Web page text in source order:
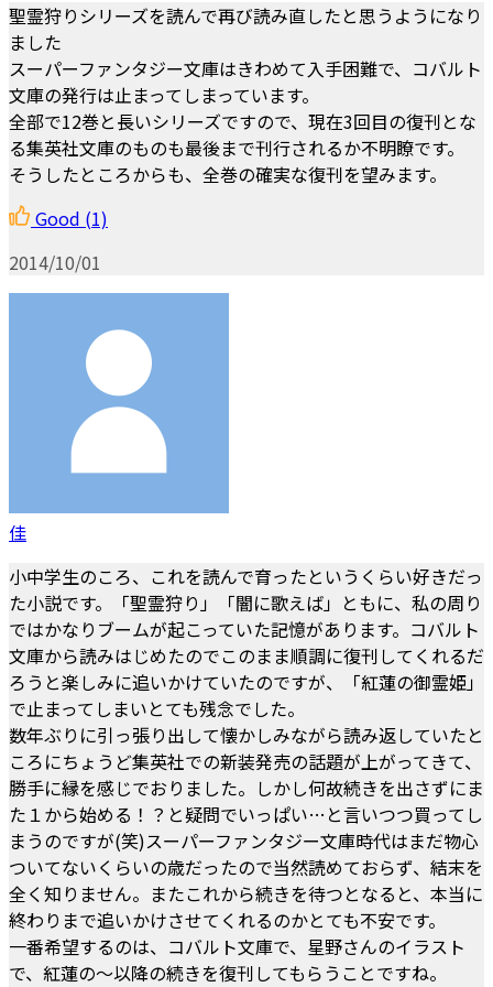
聖霊狩りシリーズを読んで再び読み直したと思うようになり
ました
スーパーファンタジー文庫はきわめて入手困難で、コバルト
文庫の発行は止まってしまっています。
全部で12巻と長いシリーズですので、現在3回目の復刊とな
る集英社文庫のものも最後まで刊行されるか不明瞭です。
そうしたところからも、全巻の確実な復刊を望みます。
Good (1)
2014/10/01
佳
小中学生のころ、これを読んで育ったというくらい好きだっ
た小説です。「聖霊狩り」「闇に歌えば」ともに、私の周り
ではかなりブームが起こっていた記憶があります。コバルト
文庫から読みはじめたのでこのまま順調に復刊してくれるだ
ろうと楽しみに追いかけていたのですが、「紅蓮の御霊姫」
で止まってしまいとても残念でした。
数年ぶりに引っ張り出して懐かしみながら読み返していたと
ころにちょうど集英社での新装発売の話題が上がってきて、
勝手に縁を感じでおりました。しかし何故続きを出さずにま
た１から始める！？と疑問でいっぱい…と言いつつ買ってし
まうのですが(笑)スーパーファンタジー文庫時代はまだ物心
ついてないくらいの歳だったので当然読めておらず、結末を
全く知りません。またこれから続きを待つとなると、本当に
終わりまで追いかけさせてくれるのかとても不安です。
一番希望するのは、コバルト文庫で、星野さんのイラスト
で、紅蓮の〜以降の続きを復刊してもらうことですね。